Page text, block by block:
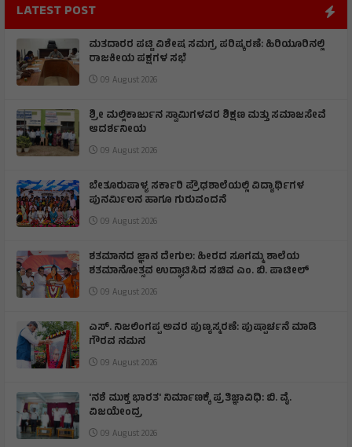
LATEST POST
ಮತದಾರರ ಪಟ್ಟಿ ವಿಶೇಷ ಸಮಗ್ರ ಪರಿಷ್ಕರಣೆ: ಹಿರಿಯೂರಿನಲ್ಲಿ
ರಾಜಕೀಯ ಪಕ್ಷಗಳ ಸಭೆ
09 August 2026
ಶ್ರೀ ಮಲ್ಲಿಕಾರ್ಜುನ ಸ್ವಾಮಿಗಳವರ ಶಿಕ್ಷಣ ಮತ್ತು ಸಮಾಜಸೇವೆ
ಆದರ್ಶನೀಯ
09 August 2026
ಬೇತೂರುಪಾಳ್ಯ ಸರ್ಕಾರಿ ಪ್ರೌಢಶಾಲೆಯಲ್ಲಿ ವಿದ್ಯಾರ್ಥಿಗಳ
ಪುನರ್ಮಿಲನ ಹಾಗೂ ಗುರುವಂದನೆ
09 August 2026
ಶತಮಾನದ ಜ್ಞಾನ ದೇಗುಲ: ಹೀರದ ಸೂಗಮ್ಮ ಶಾಲೆಯ
ಶತಮಾನೋತ್ಸವ ಉದ್ಘಾಟಿಸಿದ ಸಚಿವ ಎಂ. ಬಿ. ಪಾಟೀಲ್
09 August 2026
ಎಸ್. ನಿಜಲಿಂಗಪ್ಪ ಅವರ ಪುಣ್ಯಸ್ಮರಣೆ: ಪುಷ್ಪಾರ್ಚನೆ ಮಾಡಿ
ಗೌರವ ನಮನ​
09 August 2026
'ನಶೆ ಮುಕ್ತ ಭಾರತ' ನಿರ್ಮಾಣಕ್ಕೆ ಪ್ರತಿಜ್ಞಾವಿಧಿ: ಬಿ. ವೈ.
ವಿಜಯೇಂದ್ರ
09 August 2026